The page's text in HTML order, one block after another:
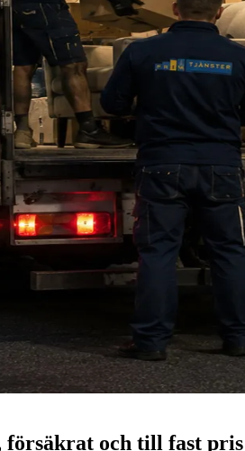
försäkrat och till fast pris